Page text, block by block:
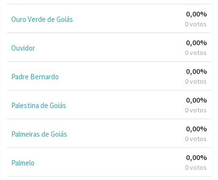
Ouro Verde de Goiás
0,00%
0 votos
Ouvidor
0,00%
0 votos
Padre Bernardo
0,00%
0 votos
Palestina de Goiás
0,00%
0 votos
Palmeiras de Goiás
0,00%
0 votos
Palmelo
0,00%
0 votos